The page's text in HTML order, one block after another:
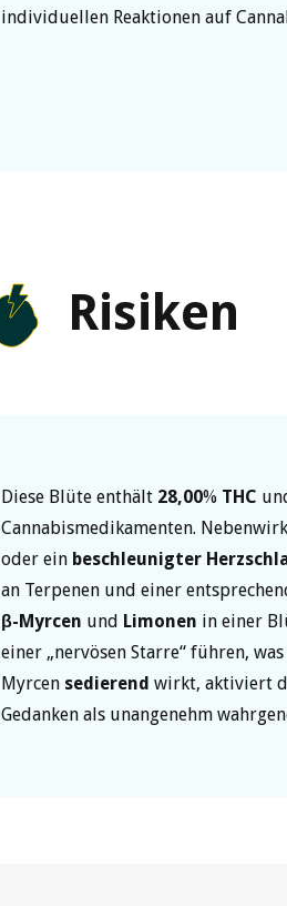
individuellen Reaktionen auf
Risiken
Diese Blüte enthält 28,00% THC
Cannabismedikamenten.
oder ein beschleunigter
an Terpenen und einer
β-Myrcen und Limonen in einer
einer „nervösen Starre“ führen,
Myrcen sedierend wirkt, aktiviert
Gedanken als unangenehm